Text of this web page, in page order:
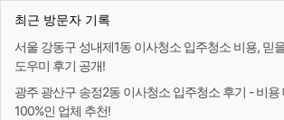
최근 방문자 기록
서울 강동구 성내제1동 이사청소 입주청소 비용, 믿
도우미 후기 공개!
광주 광산구 송정2동 이사청소 입주청소 후기 - 비용
100%인 업체 추천!